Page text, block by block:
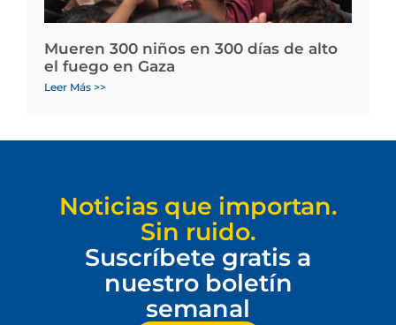
Mueren 300 niños en 300 días de alto
el fuego en Gaza
Leer Más >>
Noticias que importan.
Sin ruido.
Suscríbete gratis a
nuestro boletín
semanal